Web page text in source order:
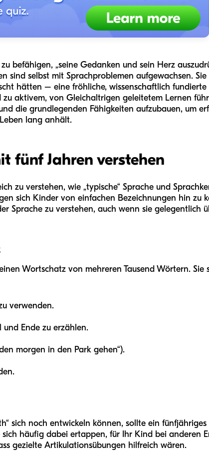
befähigen, „seine Gedanken und sein Herz
sind selbst mit Sprachproblemen aufgewachsen.
hätten – eine fröhliche, wissenschaftlich
aktivem, von Gleichaltrigen geleitetem Lernen
die grundlegenden Fähigkeiten aufzubauen, um
lang anhält.
fünf Jahren verstehen
zu verstehen, wie „typische“ Sprache und
sich Kinder von einfachen Bezeichnungen hin zu
Sprache zu verstehen, auch wenn sie gelegentlich
Wortschatz von mehreren Tausend Wörtern. Sie
verwenden.
Ende zu erzählen.
morgen in den Park gehen“).
sich noch entwickeln können, sollte ein
häufig dabei ertappen, für Ihr Kind bei anderen
gezielte Artikulationsübungen hilfreich wären.